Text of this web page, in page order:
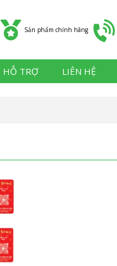
Sản phẩm chính hãng
HỖ TRỢ LIÊN HỆ